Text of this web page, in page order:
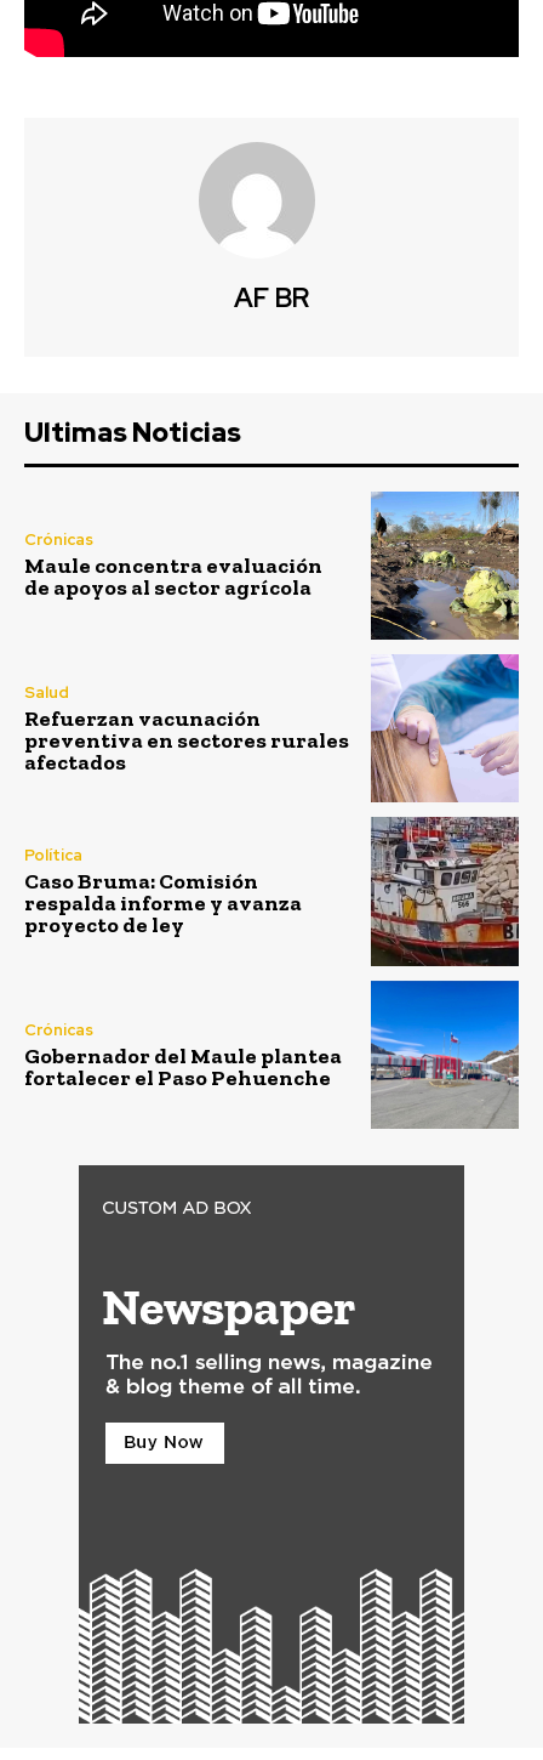
AF BR
Ultimas Noticias
Crónicas
Maule concentra evaluación
de apoyos al sector agrícola
Salud
Refuerzan vacunación
preventiva en sectores rurales
afectados
Política
Caso Bruma: Comisión
respalda informe y avanza
proyecto de ley
Crónicas
Gobernador del Maule plantea
fortalecer el Paso Pehuenche